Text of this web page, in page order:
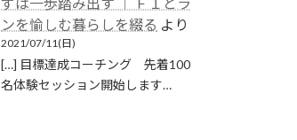
ンを愉しむ暮らしを綴る より
2021/07/11(日)
[…] 目標達成コーチング 先着100
名体験セッション開始します…